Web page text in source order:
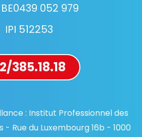
052 979
IPI 512253
385.18.18
: Institut Professionnel des
Rue du Luxembourg 16b - 1000